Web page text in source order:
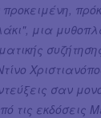
μια
σαν
τις εκδόσεις